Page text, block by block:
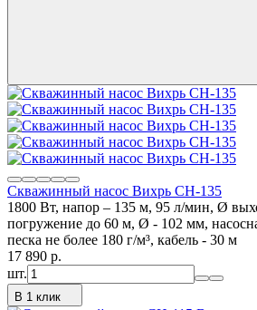
Скважинный насос Вихрь СН-135
1800 Вт, напор – 135 м, 95 л/мин, Ø
погружение до 60 м, Ø - 102 мм,
песка не более 180 г/м³, кабель - 30 м
17 890 p.
шт.
В 1 клик